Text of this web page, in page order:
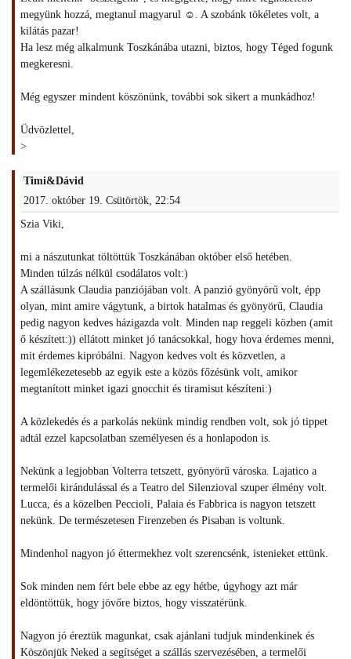
megyünk hozzá, megtanul magyarul ☺. A szobánk tökéletes volt, a
kilátás pazar!
Ha lesz még alkalmunk Toszkánába utazni, biztos, hogy Téged fogunk
megkeresni.
Még egyszer mindent köszönünk, további sok sikert a munkádhoz!
Üdvözlettel,
>
Timi&Dávid
2017. október 19. Csütörtök, 22:54
Szia Viki,
mi a nászutunkat töltöttük Toszkánában október első hetében.
Minden túlzás nélkül csodálatos volt:)
A szállásunk Claudia panziójában volt. A panzió gyönyörű volt, épp
olyan, mint amire vágytunk, a birtok hatalmas és gyönyörű, Claudia
pedig nagyon kedves házigazda volt. Minden nap reggeli közben (amit
ő készített:)) ellátott minket jó tanácsokkal, hogy hova érdemes menni,
mit érdemes kipróbálni. Nagyon kedves volt és közvetlen, a
legemlékezetesebb az egyik este a közös főzésünk volt, amikor
megtanított minket igazi gnocchit és tiramisut készíteni:)
A közlekedés és a parkolás nekünk mindig rendben volt, sok jó tippet
adtál ezzel kapcsolatban személyesen és a honlapodon is.
Nekünk a legjobban Volterra tetszett, gyönyörű városka. Lajatico a
termelői kirándulással és a Teatro del Silenzioval szuper élmény volt.
Lucca, és a közelben Peccioli, Palaia és Fabbrica is nagyon tetszett
nekünk. De természetesen Firenzeben és Pisaban is voltunk.
Mindenhol nagyon jó éttermekhez volt szerencsénk, istenieket ettünk.
Sok minden nem fért bele ebbe az egy hétbe, úgyhogy azt már
eldöntöttük, hogy jövőre biztos, hogy visszatérünk.
Nagyon jó éreztük magunkat, csak ajánlani tudjuk mindenkinek és
Köszönjük Neked a segítséget a szállás szervezésében, a termelői